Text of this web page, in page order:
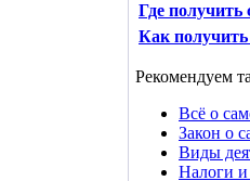
Где получить
Как получить
Рекомендуем
Всё о
Закон о
Виды
Налоги и